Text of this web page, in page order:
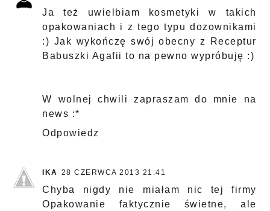
Ja też uwielbiam kosmetyki w takich
opakowaniach i z tego typu dozownikami
:) Jak wykończę swój obecny z Receptur
Babuszki Agafii to na pewno wypróbuję :)
W wolnej chwili zapraszam do mnie na
news :*
Odpowiedz
IKA 28 CZERWCA 2013 21:41
Chyba nigdy nie miałam nic tej firmy
Opakowanie faktycznie świetne, ale